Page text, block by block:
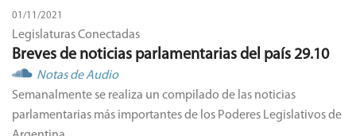
01/11/2021
Legislaturas Conectadas
Breves de noticias parlamentarias del país 29.10
Notas de Audio
Semanalmente se realiza un compilado de las noticias
parlamentarias más importantes de los Poderes Legislativos de